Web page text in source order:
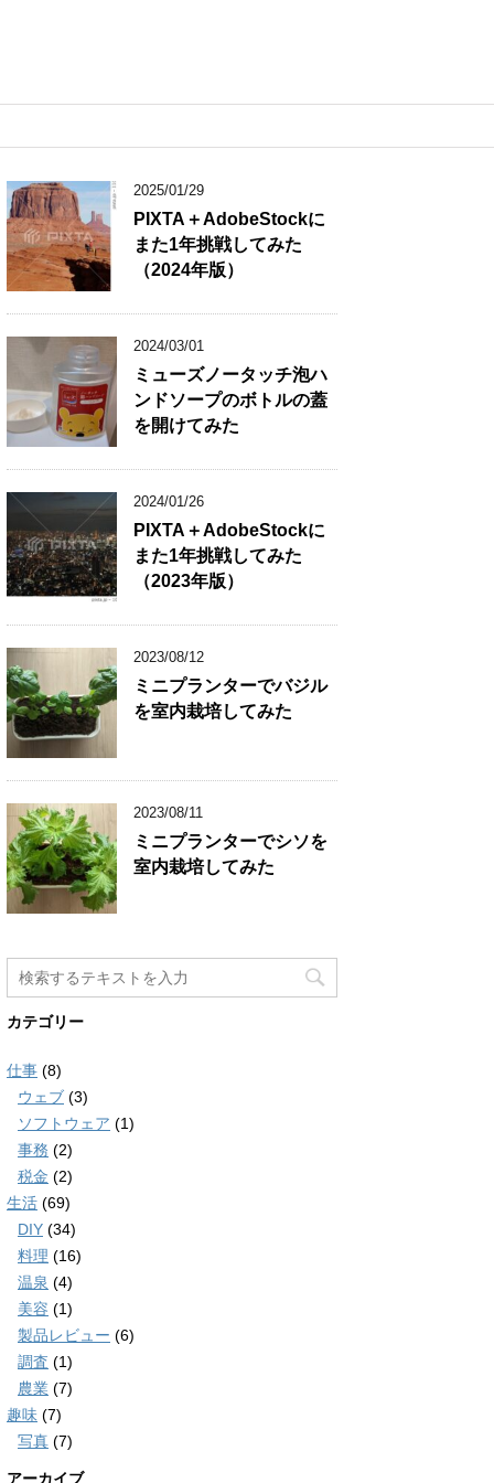
2025/01/29
PIXTA＋AdobeStockに
また1年挑戦してみた
（2024年版）
2024/03/01
ミューズノータッチ泡ハ
ンドソープのボトルの蓋
を開けてみた
2024/01/26
PIXTA＋AdobeStockに
また1年挑戦してみた
（2023年版）
2023/08/12
ミニプランターでバジル
を室内栽培してみた
2023/08/11
ミニプランターでシソを
室内栽培してみた
カテゴリー
仕事 (8)
ウェブ (3)
ソフトウェア (1)
事務 (2)
税金 (2)
生活 (69)
DIY (34)
料理 (16)
温泉 (4)
美容 (1)
製品レビュー (6)
調査 (1)
農業 (7)
趣味 (7)
写真 (7)
アーカイブ